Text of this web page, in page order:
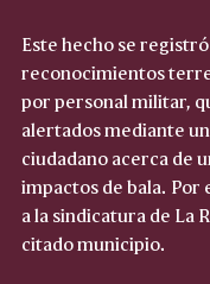
Este hecho se
reconocimientos
por personal militar,
alertados mediante
ciudadano acerca de
impactos de bala.
a la sindicatura de La
citado municipio.